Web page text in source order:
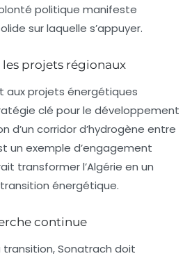
politique manifeste
sur laquelle s’appuyer.
projets régionaux
aux projets énergétiques
clé pour le développement
d’un corridor d’hydrogène entre
un exemple d’engagement
transformer l’Algérie en un
énergétique.
continue
transition, Sonatrach doit